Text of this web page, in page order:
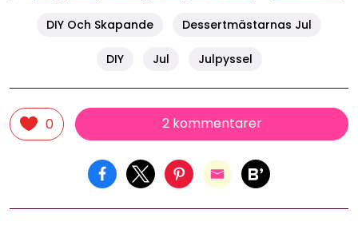
DIY Och Skapande Dessertmästarnas Jul
DIY Jul Julpyssel
0 2 kommentarer